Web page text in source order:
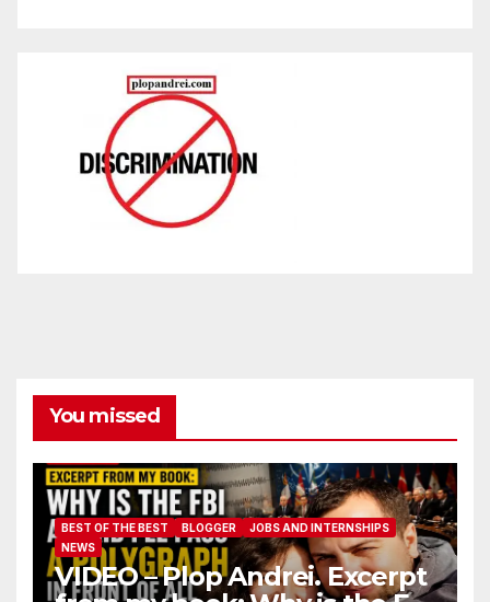
You missed
BEST OF THE BEST BLOGGER
JOBS AND INTERNSHIPS
NEWS
VIDEO – Plop Andrei. Excerpt